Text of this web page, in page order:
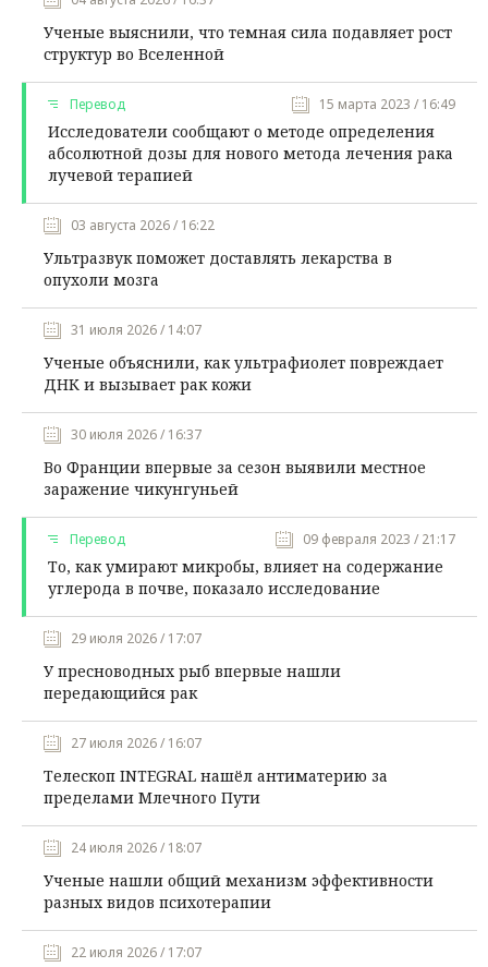
Ученые выяснили, что темная сила подавляет рост
структур во Вселенной
Перевод 15 марта 2023 / 16:49
Исследователи сообщают о методе определения
абсолютной дозы для нового метода лечения рака
лучевой терапией
03 августа 2026 / 16:22
Ультразвук поможет доставлять лекарства в
опухоли мозга
31 июля 2026 / 14:07
Ученые объяснили, как ультрафиолет повреждает
ДНК и вызывает рак кожи
30 июля 2026 / 16:37
Во Франции впервые за сезон выявили местное
заражение чикунгуньей
Перевод 09 февраля 2023 / 21:17
То, как умирают микробы, влияет на содержание
углерода в почве, показало исследование
29 июля 2026 / 17:07
У пресноводных рыб впервые нашли
передающийся рак
27 июля 2026 / 16:07
Телескоп INTEGRAL нашёл антиматерию за
пределами Млечного Пути
24 июля 2026 / 18:07
Ученые нашли общий механизм эффективности
разных видов психотерапии
22 июля 2026 / 17:07